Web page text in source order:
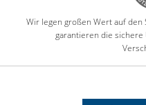
Wir legen großen Wert auf
garantieren die sichere